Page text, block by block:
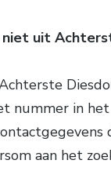
niet uit
nummer in het
aan het